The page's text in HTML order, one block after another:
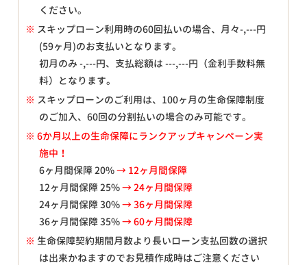
ください。
※ スキップローン利用時の60回払いの場合、月々-,---円
(59ヶ月)のお支払いとなります。
初月のみ-,---円、支払総額は---,---円（金利手数料無
料）となります。
※ スキップローンのご利用は、100ヶ月の生命保障制度
のご加入、60回の分割払いの場合のみ可能です。
※ 6か月以上の生命保障にランクアップキャンペーン実
施中！
6ヶ月間保障 20%→ 12ヶ月間保障
12ヶ月間保障 25%→ 24ヶ月間保障
24ヶ月間保障 30%→ 36ヶ月間保障
36ヶ月間保障 35%→ 60ヶ月間保障
※ 生命保障契約期間月数より長いローン支払回数の選択
は出来かねますのでお見積作成時はご注意ください